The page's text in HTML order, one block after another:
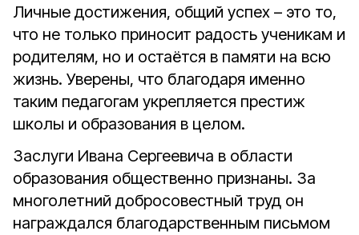
Личные достижения, общий успех – это то,
что не только приносит радость ученикам и
родителям, но и остаётся в памяти на всю
жизнь. Уверены, что благодаря именно
таким педагогам укрепляется престиж
школы и образования в целом.
Заслуги Ивана Сергеевича в области
образования общественно признаны. За
многолетний добросовестный труд он
награждался благодарственным письмом